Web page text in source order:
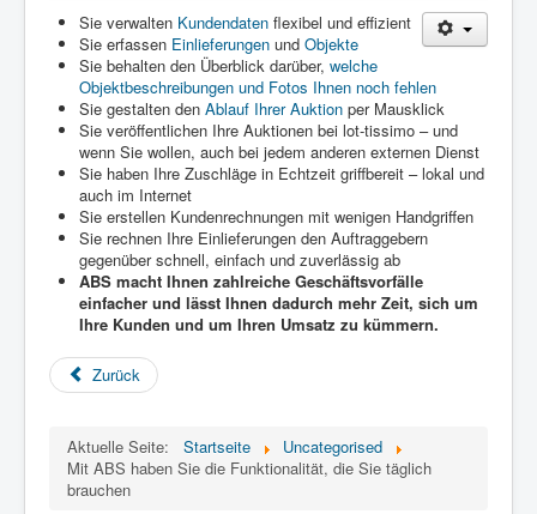
Sie verwalten Kundendaten flexibel und effizient
Sie erfassen Einlieferungen und Objekte
Sie behalten den Überblick darüber, welche
Objektbeschreibungen und Fotos Ihnen noch fehlen
Sie gestalten den Ablauf Ihrer Auktion per Mausklick
Sie veröffentlichen Ihre Auktionen bei lot-tissimo – und
wenn Sie wollen, auch bei jedem anderen externen Dienst
Sie haben Ihre Zuschläge in Echtzeit griffbereit – lokal und
auch im Internet
Sie erstellen Kundenrechnungen mit wenigen Handgriffen
Sie rechnen Ihre Einlieferungen den Auftraggebern
gegenüber schnell, einfach und zuverlässig ab
ABS macht Ihnen zahlreiche Geschäftsvorfälle
einfacher und lässt Ihnen dadurch mehr Zeit, sich um
Ihre Kunden und um Ihren Umsatz zu kümmern.
Zurück
Aktuelle Seite: Startseite
Uncategorised
Mit ABS haben Sie die Funktionalität, die Sie täglich
brauchen